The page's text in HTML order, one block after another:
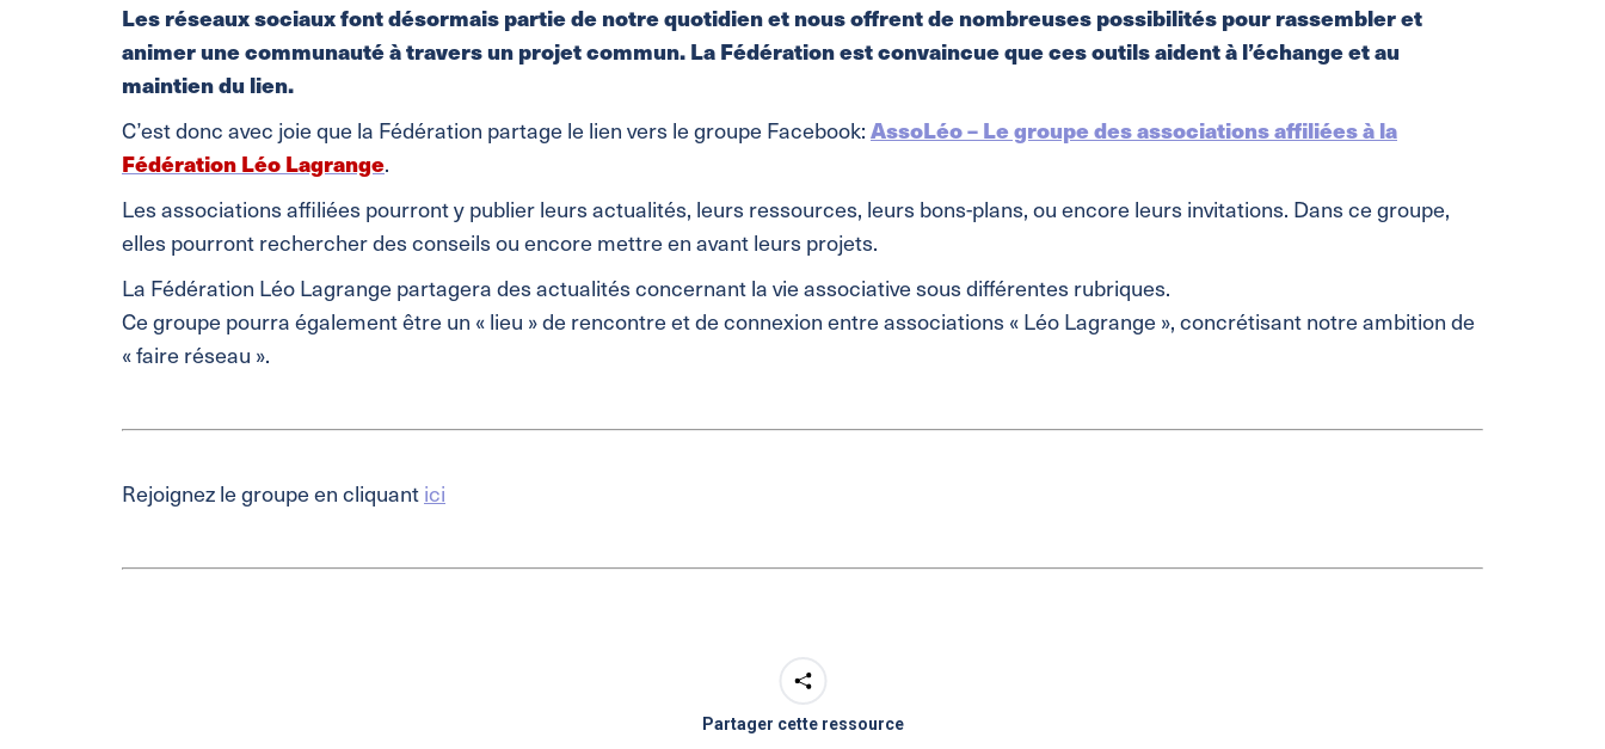
Les réseaux sociaux font désormais partie de notre quotidien et nous offrent de nombreuses possibilités pour rassembler et
animer une communauté à travers un projet commun. La Fédération est convaincue que ces outils aident à l’échange et au
maintien du lien.
C’est donc avec joie que la Fédération partage le lien vers le groupe Facebook:AssoLéo – Le groupe des associations affiliées à la
Fédération Léo Lagrange.
Les associations affiliées pourront y publier leurs actualités, leurs ressources, leurs bons-plans, ou encore leurs invitations. Dans ce groupe,
elles pourront rechercher des conseils ou encore mettre en avant leurs projets.
La Fédération Léo Lagrange partagera des actualités concernant la vie associative sous différentes rubriques.
Ce groupe pourra également être un « lieu » de rencontre et de connexion entre associations « Léo Lagrange », concrétisant notre ambition de
« faire réseau ».
Rejoignez le groupe en cliquantici
Partager cette ressource